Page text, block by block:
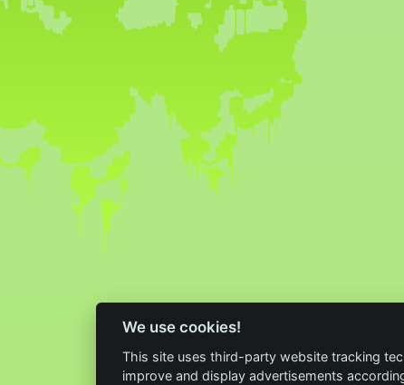
We use cookies!
This site uses third-party website tracking
improve and display advertisements